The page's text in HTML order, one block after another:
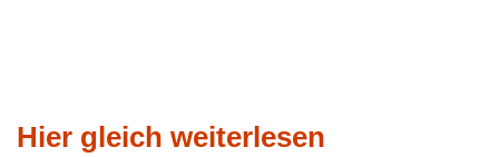
Hier gleich weiterlesen